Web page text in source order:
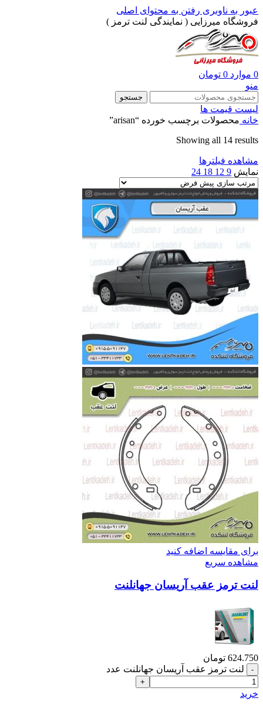
عبور به ناوبری رفتن به محتوای اصلی
فروشگاه میرزایی ( نمایندگی لنت ترمز )
0 موارد 0 تومان
منو
جستجو
لیست قیمت ها
خانه محصولات برچسب خورده “arisan”
Showing all 14 results
مشاهده فیلترها
نمایش 9
12
18
24
برای مقایسه اضافه کنید
مشاهده سریع
لنت ترمز عقب آریسان جهانلنت
624.750 تومان
لنت ترمز عقب آریسان جهانلنت عدد
خرید